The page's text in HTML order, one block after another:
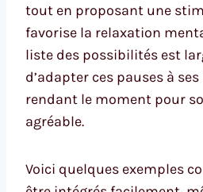
tout en proposant une
favorise la relaxation
liste des possibilités est
d’adapter ces pauses à
rendant le moment pour
agréable.
Voici quelques exemples